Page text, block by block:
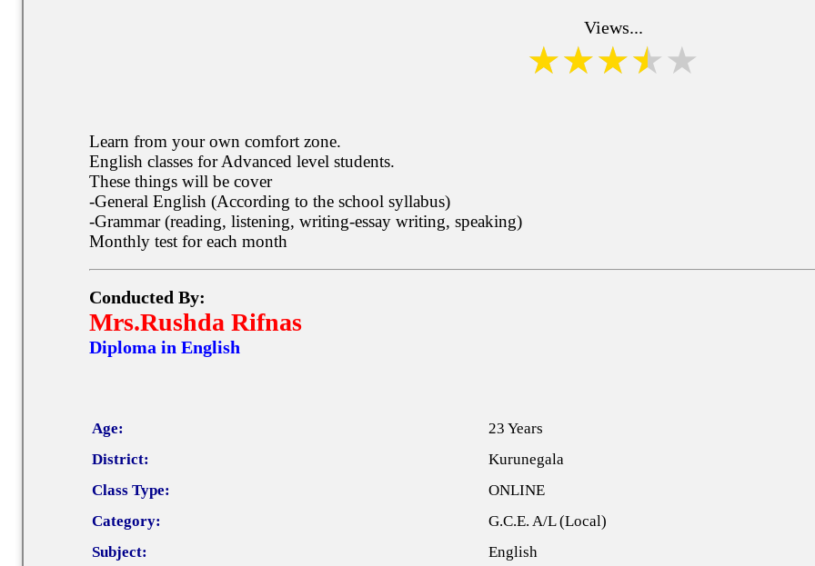
Views...
Learn from your own comfort zone.
English classes for Advanced level students.
These things will be cover
-General English (According to the school syllabus)
-Grammar (reading, listening, writing-essay writing, speaking)
Monthly test for each month
Conducted By:
Mrs.Rushda Rifnas
Diploma in English
Age:
23 Years
District:
Kurunegala
Class Type:
ONLINE
Category:
G.C.E. A/L (Local)
Subject:
English